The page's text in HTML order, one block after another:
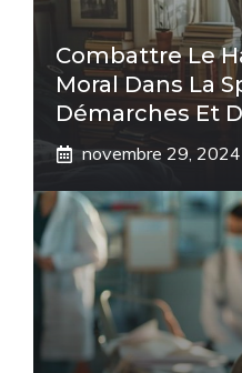
Combattre Le
Moral Dans La
Démarches Et
novembre 29, 2024